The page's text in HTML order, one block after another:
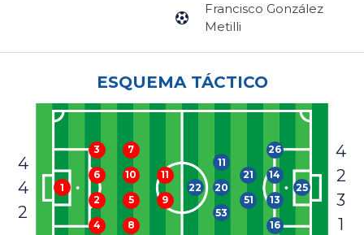
Francisco González
Metilli
ESQUEMA TÁCTICO
4
4
2
1
4
2
6
3
8
5
10
7
9
11
4
2
3
1
25
26
14
13
16
21
51
11
20
53
22